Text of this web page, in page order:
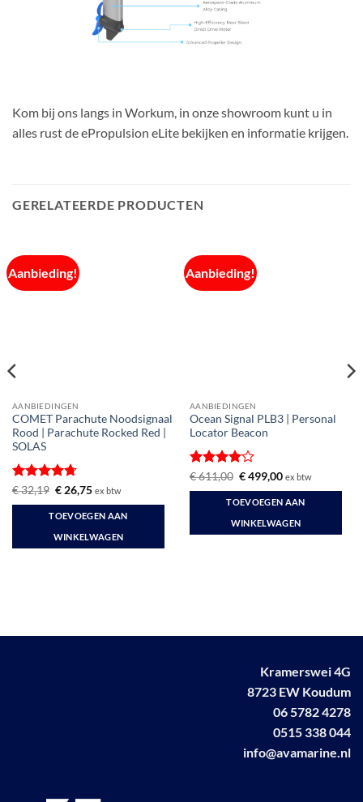
Kom bij ons langs in Workum, in onze showroom kunt u in
alles rust de ePropulsion eLite bekijken en informatie krijgen.
GERELATEERDE PRODUCTEN
Aanbieding!
AANBIEDINGEN
COMET Parachute Noodsignaal
Rood | Parachute Rocked Red |
SOLAS
Gewaardeerd
4.68uit 5
€32,19 Oorspronkelijke
was:
€ 32,19.
€26,75Huidige
is:
€ 26,75.
ex btw
TOEVOEGEN AAN
WINKELWAGEN
Aanbieding!
AANBIEDINGEN
Ocean Signal PLB3 | Personal
Locator Beacon
Gewaardeerd
4uit 5
€611,00 Oorspronkelijke
was:
€ 611,00.
€499,00Huidige
is:
€ 499,00.
ex btw
TOEVOEGEN AAN
WINKELWAGEN
Kramerswei 4G
8723 EW Koudum
06 5782 4278
0515 338 044
info@avamarine.nl